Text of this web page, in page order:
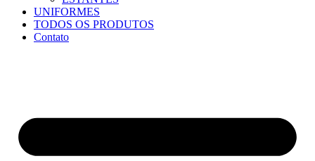
UNIFORMES
TODOS OS PRODUTOS
Contato